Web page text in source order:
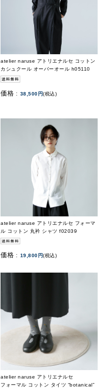
atelier naruse アトリエナルセ コットン
カシュクール オーバーオール h05110
価格 : 38,500円(税込)
atelier naruse アトリエナルセ フォーマ
ル コットン 丸衿 シャツ f02039
価格 : 19,800円(税込)
atelier naruse アトリエナルセ
フォーマル コットン タイツ “botanical”